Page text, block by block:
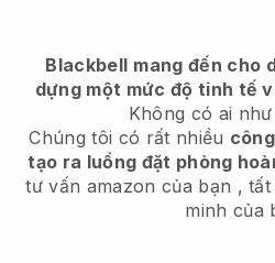
Blackbell mang đến cho
dựng một mức độ tinh tế
Không có ai
Chúng tôi có rất nhiều
tạo ra luồng đặt phòng
tư vấn amazon của bạn ,
minh của